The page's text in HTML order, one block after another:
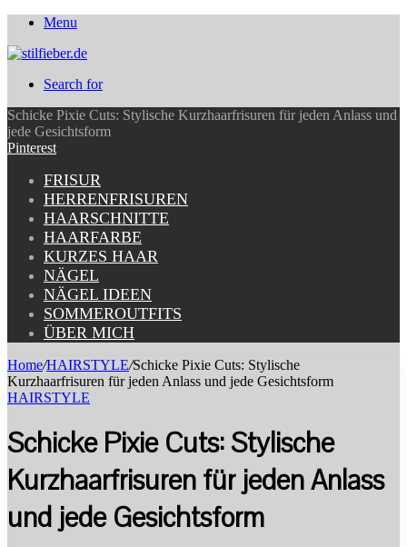
Menu
Search for
Schicke Pixie Cuts: Stylische Kurzhaarfrisuren für jeden Anlass und
jede Gesichtsform
Pinterest
FRISUR
HERRENFRISUREN
HAARSCHNITTE
HAARFARBE
KURZES HAAR
NÄGEL
NÄGEL IDEEN
SOMMEROUTFITS
ÜBER MICH
Home/HAIRSTYLE/Schicke Pixie Cuts: Stylische
Kurzhaarfrisuren für jeden Anlass und jede Gesichtsform
HAIRSTYLE
Schicke Pixie Cuts: Stylische
Kurzhaarfrisuren für jeden Anlass
und jede Gesichtsform